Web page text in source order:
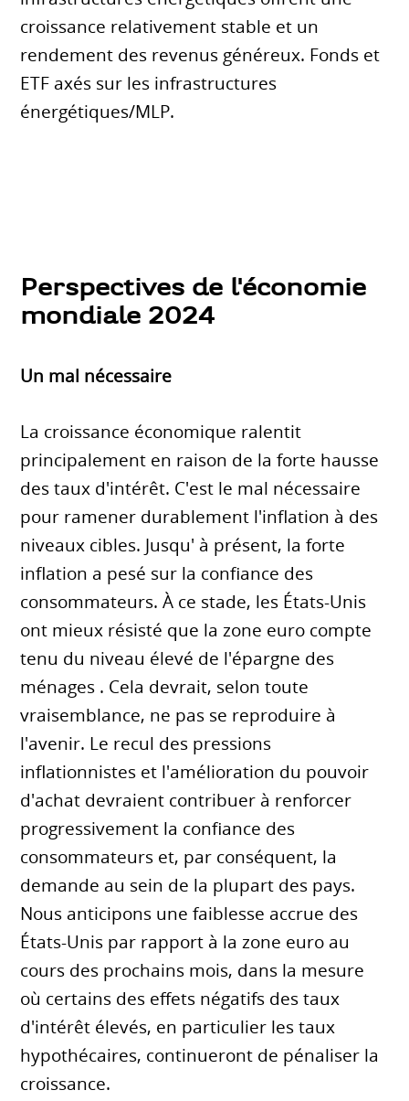
croissance relativement stable et un
rendement des revenus généreux. Fonds et
ETF axés sur les infrastructures
énergétiques/MLP.
Perspectives de l'économie
mondiale 2024
Un mal nécessaire
La croissance économique ralentit
principalement en raison de la forte hausse
des taux d'intérêt. C'est le mal nécessaire
pour ramener durablement l'inflation à des
niveaux cibles. Jusqu' à présent, la forte
inflation a pesé sur la confiance des
consommateurs. À ce stade, les États-Unis
ont mieux résisté que la zone euro compte
tenu du niveau élevé de l'épargne des
ménages . Cela devrait, selon toute
vraisemblance, ne pas se reproduire à
l'avenir. Le recul des pressions
inflationnistes et l'amélioration du pouvoir
d'achat devraient contribuer à renforcer
progressivement la confiance des
consommateurs et, par conséquent, la
demande au sein de la plupart des pays.
Nous anticipons une faiblesse accrue des
États-Unis par rapport à la zone euro au
cours des prochains mois, dans la mesure
où certains des effets négatifs des taux
d'intérêt élevés, en particulier les taux
hypothécaires, continueront de pénaliser la
croissance.